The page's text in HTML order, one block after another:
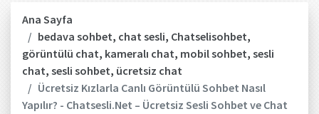
Ana Sayfa
bedava sohbet, chat sesli, Chatselisohbet,
görüntülü chat, kameralı chat, mobil sohbet, sesli
chat, sesli sohbet, ücretsiz chat
Ücretsiz Kızlarla Canlı Görüntülü Sohbet Nasıl
Yapılır? - Chatsesli.Net – Ücretsiz Sesli Sohbet ve Chat